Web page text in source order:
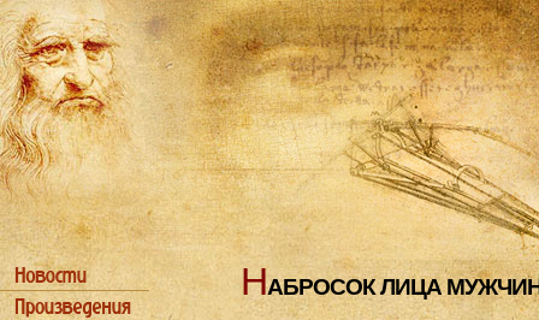
НАБРОСОК ЛИЦА